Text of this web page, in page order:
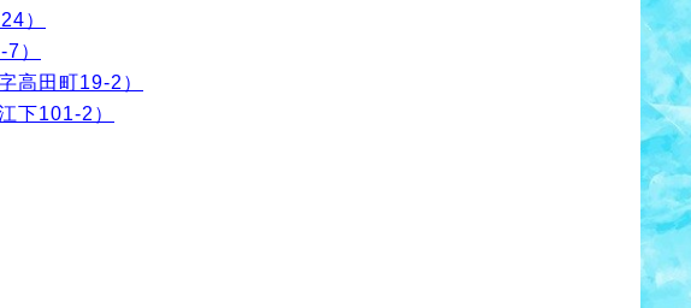
）
）
高田町19-2）
下101-2）